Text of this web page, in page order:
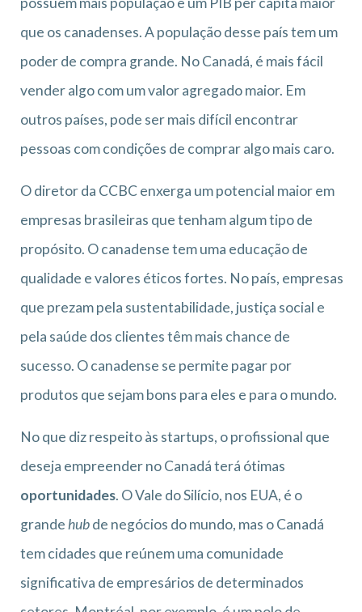
que os canadenses. A população desse país tem um
poder de compra grande. No Canadá, é mais fácil
vender algo com um valor agregado maior. Em
outros países, pode ser mais difícil encontrar
pessoas com condições de comprar algo mais caro.
O diretor da CCBC enxerga um potencial maior em
empresas brasileiras que tenham algum tipo de
propósito. O canadense tem uma educação de
qualidade e valores éticos fortes. No país, empresas
que prezam pela sustentabilidade, justiça social e
pela saúde dos clientes têm mais chance de
sucesso. O canadense se permite pagar por
produtos que sejam bons para eles e para o mundo.
No que diz respeito às startups, o profissional que
deseja empreender no Canadá terá ótimas
oportunidades. O Vale do Silício, nos EUA, é o
grande hubde negócios do mundo, mas o Canadá
tem cidades que reúnem uma comunidade
significativa de empresários de determinados